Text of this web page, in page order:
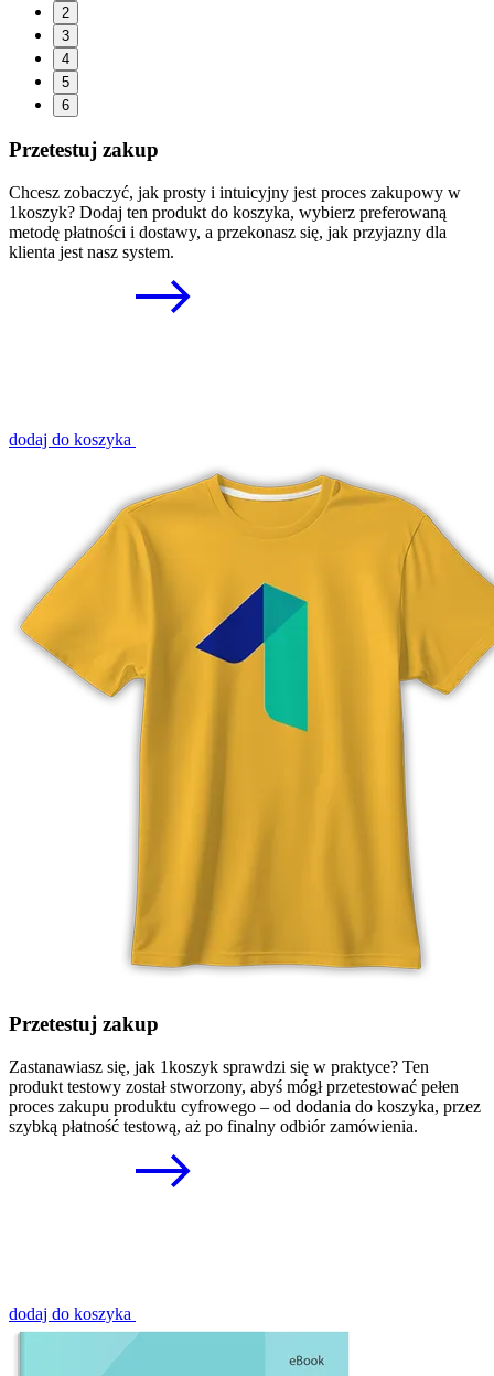
2
3
4
5
6
Przetestuj zakup
Chcesz zobaczyć, jak prosty i intuicyjny jest proces zakupowy w
1koszyk? Dodaj ten produkt do koszyka, wybierz preferowaną
metodę płatności i dostawy, a przekonasz się, jak przyjazny dla
klienta jest nasz system.
dodaj do koszyka
Przetestuj zakup
Zastanawiasz się, jak 1koszyk sprawdzi się w praktyce? Ten
produkt testowy został stworzony, abyś mógł przetestować pełen
proces zakupu produktu cyfrowego – od dodania do koszyka, przez
szybką płatność testową, aż po finalny odbiór zamówienia.
dodaj do koszyka